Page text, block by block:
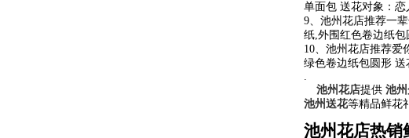
单面包 送花对象：
9、池州花店推荐一
纸,外围红色卷边纸
10、池州花店推荐爱
绿色卷边纸包圆形 送
.
池州花店提供 池
池州送花等精品鲜花
池州花店热销